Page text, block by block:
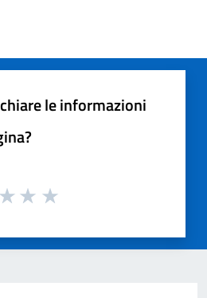
le informazioni